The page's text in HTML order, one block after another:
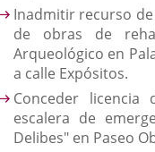
Inadmitir recurso
de obras de
Arqueológico en
a calle Expósitos.
Conceder
escalera de
Delibes" en Paseo